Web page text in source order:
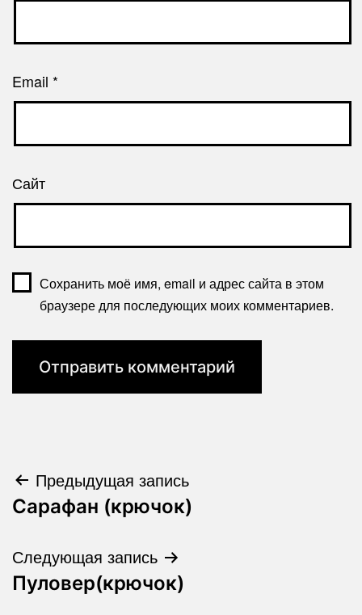
Email *
Сайт
Сохранить моё имя, email и адрес сайта в этом
браузере для последующих моих комментариев.
Навигация
по
записям
Предыдущая запись
Сарафан (крючок)
Следующая запись
Пуловер(крючок)